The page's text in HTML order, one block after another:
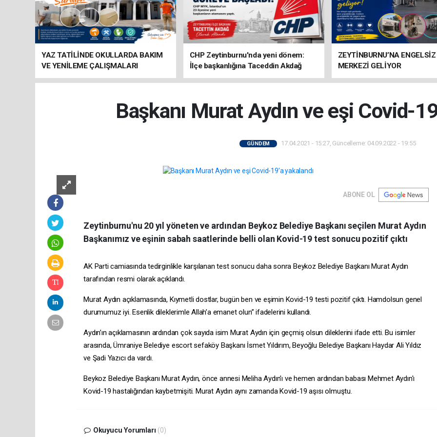
YAZ TATİLİNDE OKULLARDA BAKIM
VE YENİLEME ÇALIŞMALARI
SÜRÜYOR
CHP Zeytinburnu'nda yeni dönem:
İlçe başkanlığına Taceddin Akdağ
atandı
ZEYTİNBURNU’NA
MERKEZİ GELİYOR
Başkanı Murat Aydın ve eşi Covid-
GÜNDEM 17.04.2021 - 15:27, Güncelleme: 04.09.2022 - 19:55
ABONE OL
Zeytinburnu'nu 20 yıl yöneten ve ardından Beykoz Belediye Başkanı seçilen Murat Aydın
Başkanımız ve eşinin sabah saatlerinde belli olan Kovid-19 test sonucu pozitif çıktı
AK Parti camiasında tedirginlikle karşılanan test sonucu daha sonra Beykoz Belediye Başkanı Murat Aydın
tarafından resmi olarak açıklandı.
Murat Aydın açıklamasında, Kıymetli dostlar, bugün ben ve eşimin Kovid-19 testi pozitif çıktı. Hamdolsun genel
durumumuz iyi. Esenlik dileklerimle Allah’a emanet olun” ifadelerini kullandı.
Aydın’ın açıklamasının ardından çok sayıda isim Murat Aydın için geçmiş olsun dileklerini ifade etti. Bu isimler
arasında, Ümraniye Belediye escort sefaköy Başkanı İsmet Yıldırım, Beyoğlu Belediye Başkanı Haydar Ali Yıldız
ve Şadi Yazıcı da vardı.
Beykoz Belediye Başkanı Murat Aydın, önce annesi Meliha Aydın'ı ve hemen ardından babası Mehmet Aydın'ı
Kovid-19 hastalığından kaybetmişiti. Murat Aydın aynı zamanda Kovid-19 aşısı olmuştu.
Okuyucu Yorumları (0)